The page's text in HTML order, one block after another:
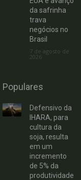
da safrinha
trava
negócios no
Brasil
7 de agosto de
2026
Populares
Defensivo da
IHARA, para
cultura da
soja, resulta
em um
incremento
de 5% da
produtividade